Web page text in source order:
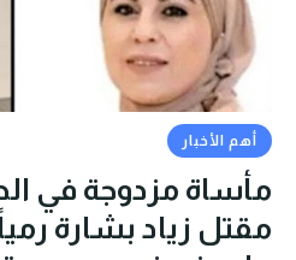
أهم الأخبار
مأساة مزدوجة في
مقتل زياد بشارة